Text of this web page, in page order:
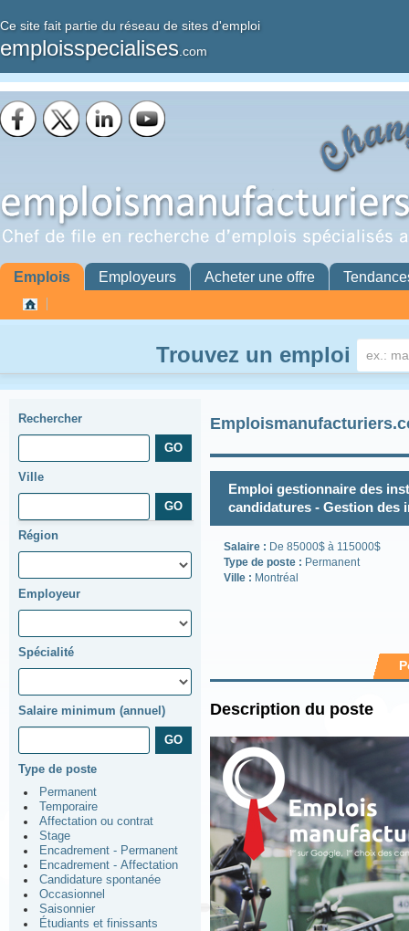
Ce site fait partie du réseau de sites d'emploi
emploisspecialises .com
Emplois Employeurs Acheter une offre
Trouvez un emploi
Rechercher
Ville
Région
Employeur
Spécialité
Salaire minimum (annuel)
Type de poste
Permanent
Temporaire
Affectation ou contrat
Stage
Encadrement - Permanent
Encadrement - Affectation
Candidature spontanée
Occasionnel
Saisonnier
Étudiants et finissants
Emploi gestionnaire des
candidatures - Gestion des
Salaire : De 85000$ à 115000$
Type de poste : Permanent
Ville : Montréal
Description du poste